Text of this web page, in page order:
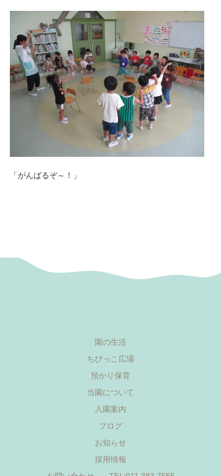
「がんばるぞ～！」
園の生活
ちびっこ広場
預かり保育
当園について
入園案内
ブログ
お知らせ
採用情報